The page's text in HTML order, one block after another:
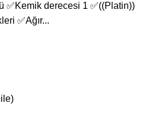
derecesi 1 ✅((Platin))
✅Ağır...